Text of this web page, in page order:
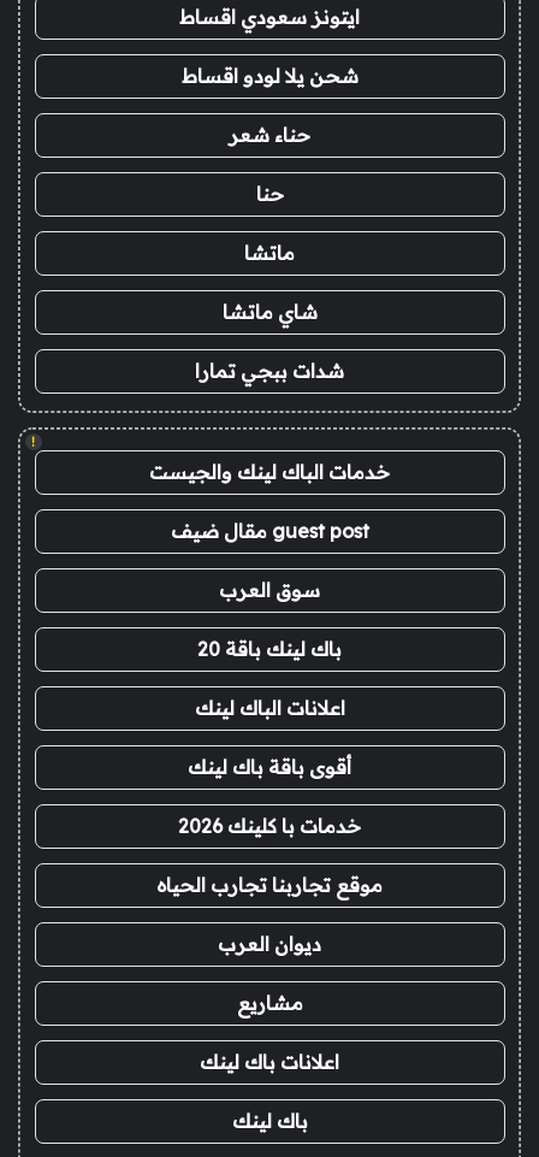
ايتونز سعودي اقساط
شحن يلا لودو اقساط
حناء شعر
حنا
ماتشا
شاي ماتشا
شدات ببجي تمارا
!
خدمات الباك لينك والجيست
guest post مقال ضيف
سوق العرب
باك لينك باقة 20
اعلانات الباك لينك
أقوى باقة باك لينك
خدمات با كلينك 2026
موقع تجاربنا تجارب الحياه
ديوان العرب
مشاريع
اعلانات باك لينك
باك لينك